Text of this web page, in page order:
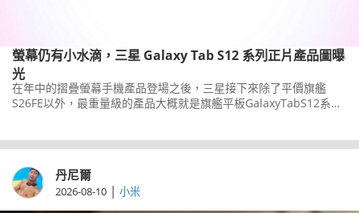
螢幕仍有小水滴，三星 Galaxy Tab S12 系列正片產品圖曝
光
在年中的摺疊螢幕手機產品登場之後，三星接下來除了平價旗艦
S26FE以外，最重量級的產品大概就是旗艦平板GalaxyTabS12系
丹尼爾
2026-08-10 | 小米